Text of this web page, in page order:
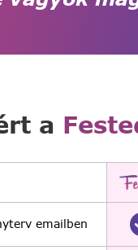
a
emailben